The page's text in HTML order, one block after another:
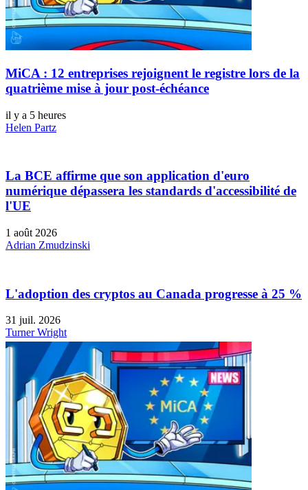
MiCA : 12 entreprises rejoignent le registre lors de la
quatrième mise à jour post-échéance
il y a 5 heures
Helen Partz
La BCE affirme que son application d'euro
numérique dépassera les standards d'accessibilité de
l'UE
1 août 2026
Adrian Zmudzinski
L'adoption des cryptos au Canada progresse à 25 %
31 juil. 2026
Turner Wright